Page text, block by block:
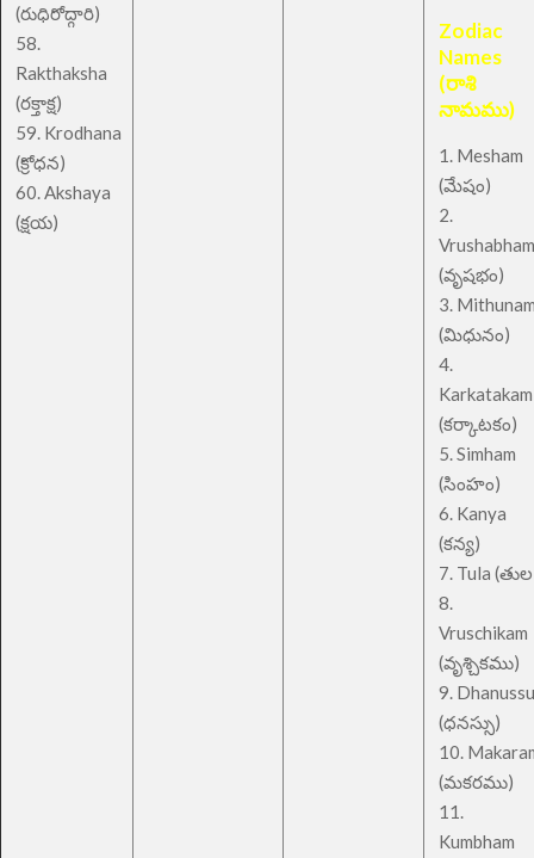
(రుధిరోద్గారి)
58.
Rakthaksha
(రక్తాక్ష)
59. Krodhana
(క్రోధన)
60. Akshaya
(క్షయ)
Zodiac
Names
(రాశి
నామము)
1. Mesham
(మేషం)
2.
Vrushabham
(వృషభం)
3.
(మిధునం)
4.
Karkatakam
(కర్కాటకం)
5. Simham
(సింహం)
6. Kanya
(కన్య)
7. Tula
8.
Vruschikam
(వృశ్చికము)
9. Dhanussu
(ధనస్సు)
10.
(మకరము)
11.
Kumbham